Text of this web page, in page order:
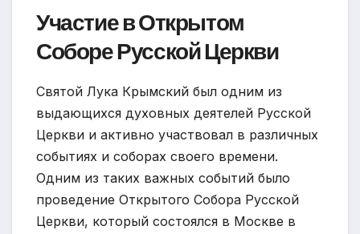
Участие в Открытом
Соборе Русской Церкви
Святой Лука Крымский был одним из
выдающихся духовных деятелей Русской
Церкви и активно участвовал в различных
событиях и соборах своего времени.
Одним из таких важных событий было
проведение Открытого Собора Русской
Церкви, который состоялся в Москве в